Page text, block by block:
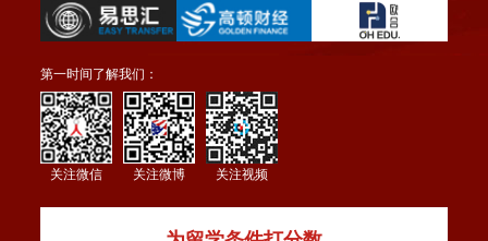
第一时间了解我们：
关注微信 关注微博 关注视频